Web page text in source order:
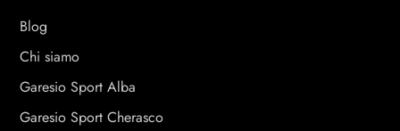
Blog
Chi siamo
Garesio Sport Alba
Garesio Sport Cherasco